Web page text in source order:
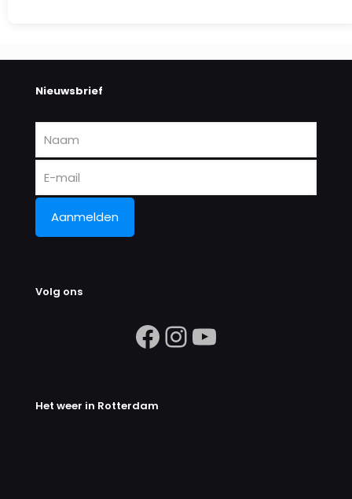
Nieuwsbrief
Volg ons
https://www.facebook.com/
Instagram
https://
Het weer in Rotterdam